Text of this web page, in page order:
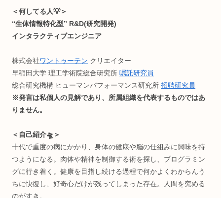
Profile:まる。
＜何してる人💡＞
“生体情報特化型” R&D(研究開発)
インタラクティブエンジニア